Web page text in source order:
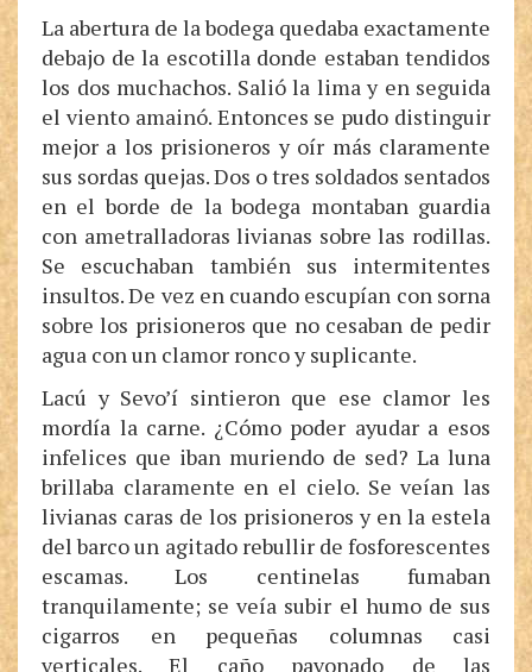
La abertura de la bodega quedaba exactamente
debajo de la escotilla donde estaban tendidos
los dos muchachos. Salió la lima y en seguida
el viento amainó. Entonces se pudo distinguir
mejor a los prisioneros y oír más claramente
sus sordas quejas. Dos o tres soldados sentados
en el borde de la bodega montaban guardia
con ametralladoras livianas sobre las rodillas.
Se escuchaban también sus intermitentes
insultos. De vez en cuando escupían con sorna
sobre los prisioneros que no cesaban de pedir
agua con un clamor ronco y suplicante.
Lacú y Sevo’í sintieron que ese clamor les
mordía la carne. ¿Cómo poder ayudar a esos
infelices que iban muriendo de sed? La luna
brillaba claramente en el cielo. Se veían las
livianas caras de los prisioneros y en la estela
del barco un agitado rebullir de fosforescentes
escamas. Los centinelas fumaban
tranquilamente; se veía subir el humo de sus
cigarros en pequeñas columnas casi
verticales. El caño pavonado de las